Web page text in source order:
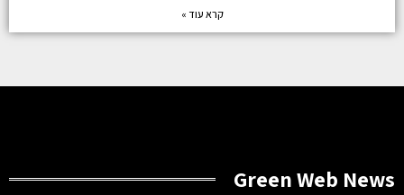
קרא עוד »
Green Web News